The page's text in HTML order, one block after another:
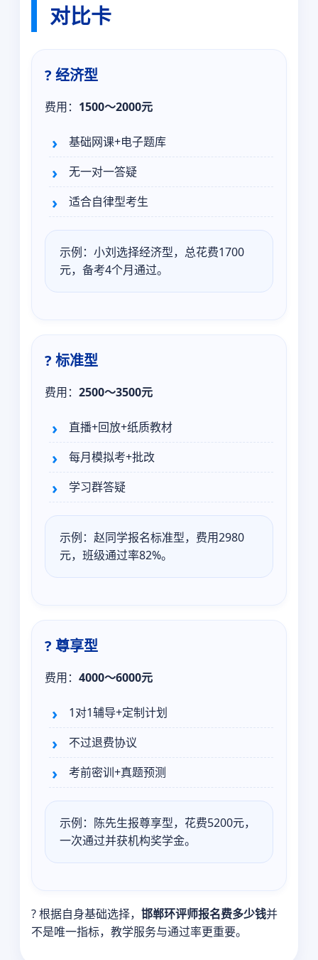
对比卡
? 经济型
费用： 1500～2000元
基础网课+电子题库
无一对一答疑
适合自律型考生
示例：小刘选择经济型，总花费1700
元，备考4个月通过。
? 标准型
费用： 2500～3500元
直播+回放+纸质教材
每月模拟考+批改
学习群答疑
示例：赵同学报名标准型，费用2980
元，班级通过率82%。
? 尊享型
费用： 4000～6000元
1对1辅导+定制计划
不过退费协议
考前密训+真题预测
示例：陈先生报尊享型，花费5200元，
一次通过并获机构奖学金。
? 根据自身基础选择， 邯郸环评师报名费多少钱并
不是唯一指标，教学服务与通过率更重要。